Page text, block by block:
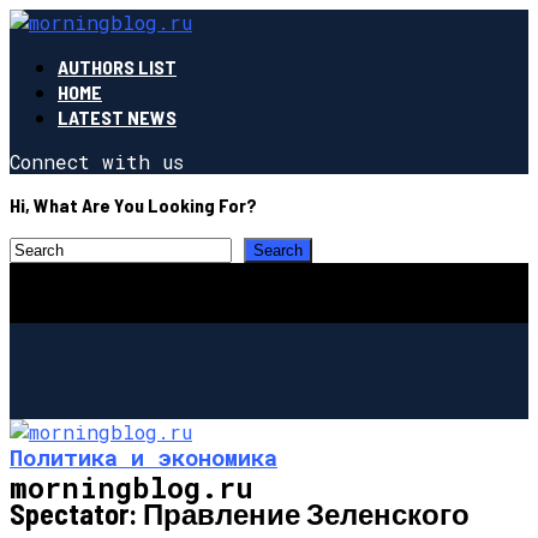
AUTHORS LIST
HOME
LATEST NEWS
Connect with us
Hi, What Are You Looking For?
morningblog.ru
Политика и экономика
Spectator: Правление Зеленского